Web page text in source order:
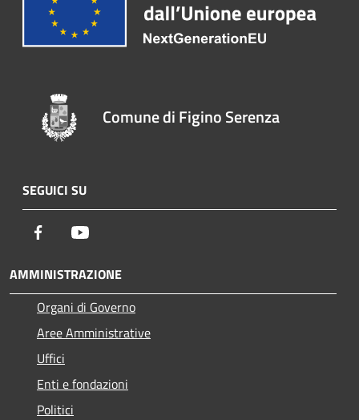
Comune di Figino Serenza
SEGUICI SU
Facebook
AMMINISTRAZIONE
Organi di Governo
Aree Amministrative
Uffici
Enti e fondazioni
Politici